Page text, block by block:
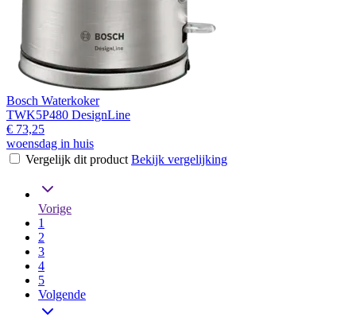
Bosch Waterkoker
TWK5P480 DesignLine
€ 73,25
woensdag in huis
Vergelijk dit product Bekijk vergelijking
Vorige
1
2
3
4
5
Volgende